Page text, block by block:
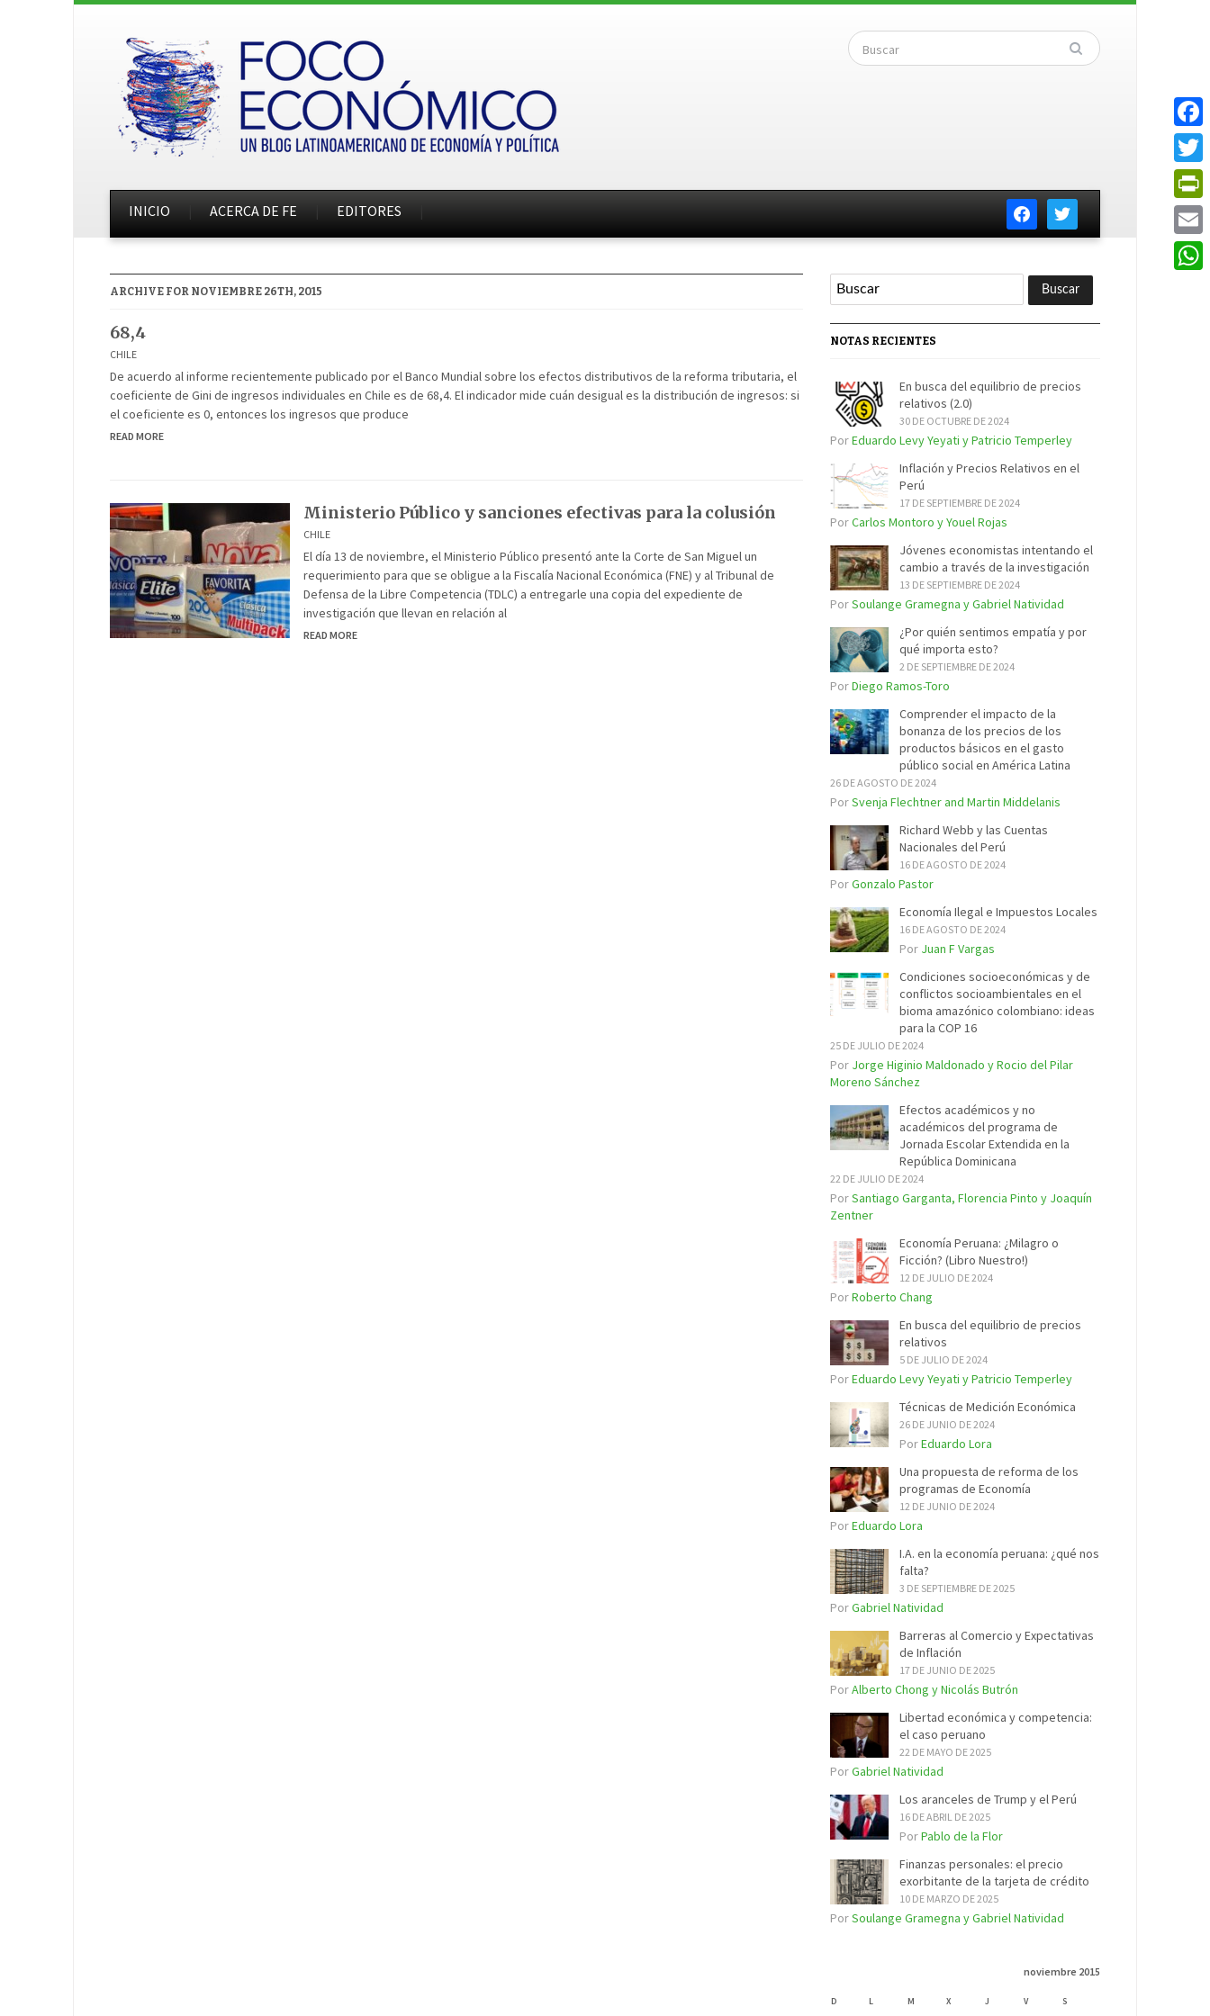
facebooktwitter
INICIO ACERCA DE FE EDITORES
ARCHIVE FOR NOVIEMBRE 26TH, 2015
68,4
CHILE
De acuerdo al informe recientemente publicado por el Banco Mundial sobre los efectos distributivos de la reforma tributaria, el
coeficiente de Gini de ingresos individuales en Chile es de 68,4. El indicador mide cuán desigual es la distribución de ingresos: si
el coeficiente es 0, entonces los ingresos que produce
READ MORE
Ministerio Público y sanciones efectivas para la colusión
CHILE
El día 13 de noviembre, el Ministerio Público presentó ante la Corte de San Miguel un
requerimiento para que se obligue a la Fiscalía Nacional Económica (FNE) y al Tribunal de
Defensa de la Libre Competencia (TDLC) a entregarle una copia del expediente de
investigación que llevan en relación al
READ MORE
NOTAS RECIENTES
En busca del equilibrio de precios
relativos (2.0)
30 DE OCTUBRE DE 2024
PorEduardo Levy Yeyati y Patricio Temperley
Inflación y Precios Relativos en el
Perú
17 DE SEPTIEMBRE DE 2024
PorCarlos Montoro y Youel Rojas
Jóvenes economistas intentando el
cambio a través de la investigación
13 DE SEPTIEMBRE DE 2024
PorSoulange Gramegna y Gabriel Natividad
¿Por quién sentimos empatía y por
qué importa esto?
2 DE SEPTIEMBRE DE 2024
PorDiego Ramos-Toro
Comprender el impacto de la
bonanza de los precios de los
productos básicos en el gasto
público social en América Latina
26 DE AGOSTO DE 2024
PorSvenja Flechtner and Martin Middelanis
Richard Webb y las Cuentas
Nacionales del Perú
16 DE AGOSTO DE 2024
PorGonzalo Pastor
Economía Ilegal e Impuestos Locales
16 DE AGOSTO DE 2024
Por Juan F Vargas
Condiciones socioeconómicas y de
conflictos socioambientales en el
bioma amazónico colombiano: ideas
para la COP 16
25 DE JULIO DE 2024
Por Jorge Higinio Maldonado y Rocio del Pilar
Moreno Sánchez
Efectos académicos y no
académicos del programa de
Jornada Escolar Extendida en la
República Dominicana
22 DE JULIO DE 2024
PorSantiago Garganta, Florencia Pinto y Joaquín
Zentner
Economía Peruana: ¿Milagro o
Ficción? (Libro Nuestro!)
12 DE JULIO DE 2024
PorRoberto Chang
En busca del equilibrio de precios
relativos
5 DE JULIO DE 2024
PorEduardo Levy Yeyati y Patricio Temperley
Técnicas de Medición Económica
26 DE JUNIO DE 2024
PorEduardo Lora
Una propuesta de reforma de los
programas de Economía
12 DE JUNIO DE 2024
PorEduardo Lora
I.A. en la economía peruana: ¿qué nos
falta?
3 DE SEPTIEMBRE DE 2025
PorGabriel Natividad
Barreras al Comercio y Expectativas
de Inflación
17 DE JUNIO DE 2025
PorAlberto Chong y Nicolás Butrón
Libertad económica y competencia:
el caso peruano
22 DE MAYO DE 2025
PorGabriel Natividad
Los aranceles de Trump y el Perú
16 DE ABRIL DE 2025
PorPablo de la Flor
Finanzas personales: el precio
exorbitante de la tarjeta de crédito
10 DE MARZO DE 2025
PorSoulange Gramegna y Gabriel Natividad
noviembre 2015
D L M X J V S
Email